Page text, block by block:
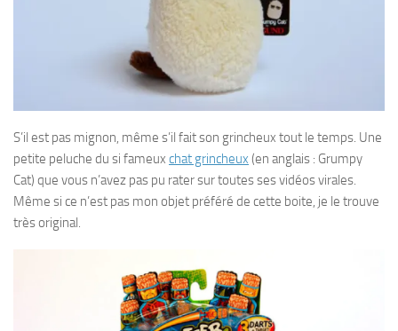
S’il est pas mignon, même s’il fait son grincheux tout le temps. Une
petite peluche du si fameux chat grincheux (en anglais : Grumpy
Cat) que vous n’avez pas pu rater sur toutes ses vidéos virales.
Même si ce n’est pas mon objet préféré de cette boite, je le trouve
très original.